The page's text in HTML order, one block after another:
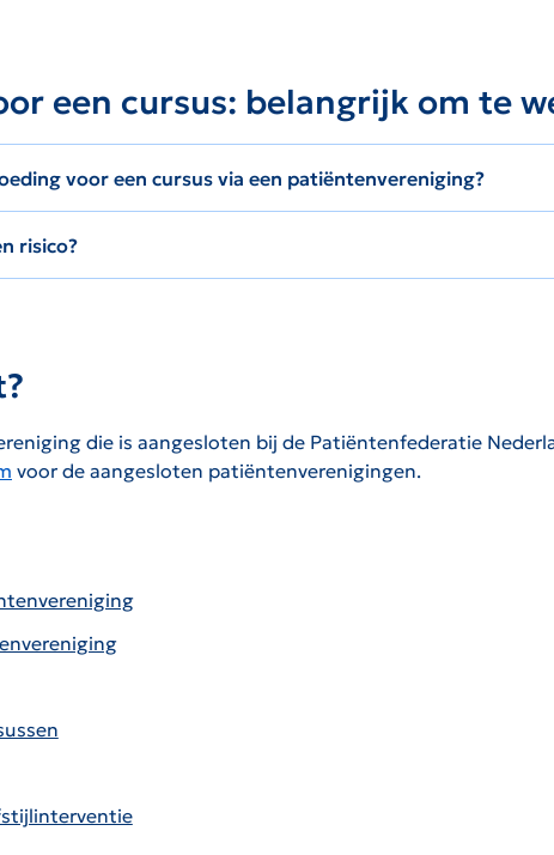
een cursus: belangrijk om te
voor een cursus via een patiëntenvereniging?
risico?
die is aangesloten bij de Patiëntenfederatie
voor de aangesloten patiëntenverenigingen.